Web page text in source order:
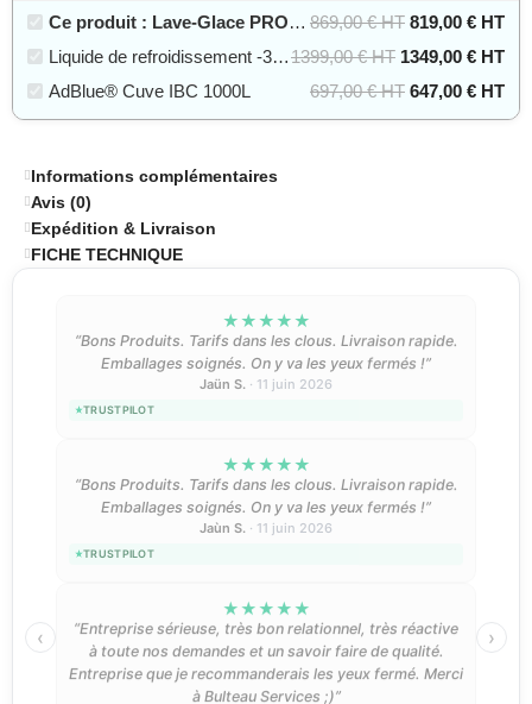
Ce produit : Lave-Glace PRO -20°C + 10% méthanol en IBC de 1000 Litres 869,00 € HT 819,00 € HT
Liquide de refroidissement -37°C Universel Rose en IBC de 1000 Litres1399,00 € HT 1349,00 € HT
AdBlue® Cuve IBC 1000L
697,00 € HT 647,00 € HT
Informations complémentaires
Avis (0)
Expédition & Livraison
FICHE TECHNIQUE
★★★★★
“Bons Produits. Tarifs dans les clous. Livraison rapide.
Emballages soignés. On y va les yeux fermés !”
Jaün S. · 11 juin 2026
TRUSTPILOT
★★★★★
“Bons Produits. Tarifs dans les clous. Livraison rapide.
Emballages soignés. On y va les yeux fermés !”
Jaùn S. · 11 juin 2026
TRUSTPILOT
★ ★ ★ ★ ★
“Entreprise sérieuse, très bon relationnel, très réactive
à toute nos demandes et un savoir faire de qualité.
Entreprise que je recommanderais les yeux fermé. Merci
à Bulteau Services ;)”
‹ ›